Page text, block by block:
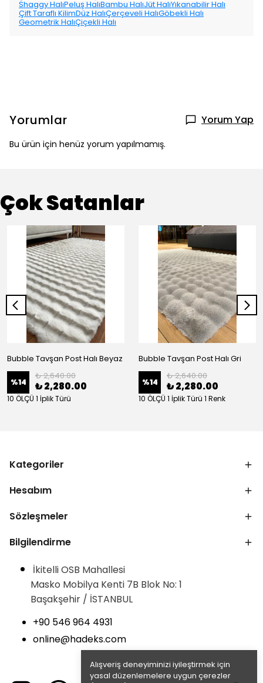
Alışveriş deneyiminizi iyileştirmek için
yasal düzenlemelere uygun çerezler
Shaggy HalıPeluş HalıBambu HalıJüt HalıYıkanabilir Halı
Çift Taraflı KilimDüz HalıÇerçeveli HalıGöbekli Halı
Geometrik HalıÇiçekli Halı
Yorumlar Yorum Yap
Bu ürün için henüz yorum yapılmamış.
Çok Satanlar
Bubble Tavşan Post Halı Beyaz
%14
₺ 2,640.00
₺ 2,280.00
10 ÖLÇÜ 1 İplik Türü
Bubble Tavşan Post Halı Gri
%14
₺ 2,640.00
₺ 2,280.00
10 ÖLÇÜ 1 İplik Türü 1 Renk
Kategoriler
Hesabım
Sözleşmeler
Bilgilendirme
İkitelli OSB Mahallesi
Masko Mobilya Kenti 7B Blok No: 1
Başakşehir / İSTANBUL
+90 546 964 4931
online@hadeks.com